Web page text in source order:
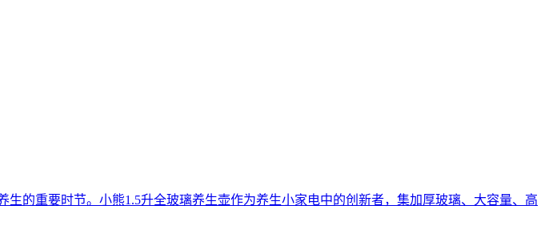
的重要时节。小熊1.5升全玻璃养生壶作为养生小家电中的创新者，集加厚玻璃、大容量、高